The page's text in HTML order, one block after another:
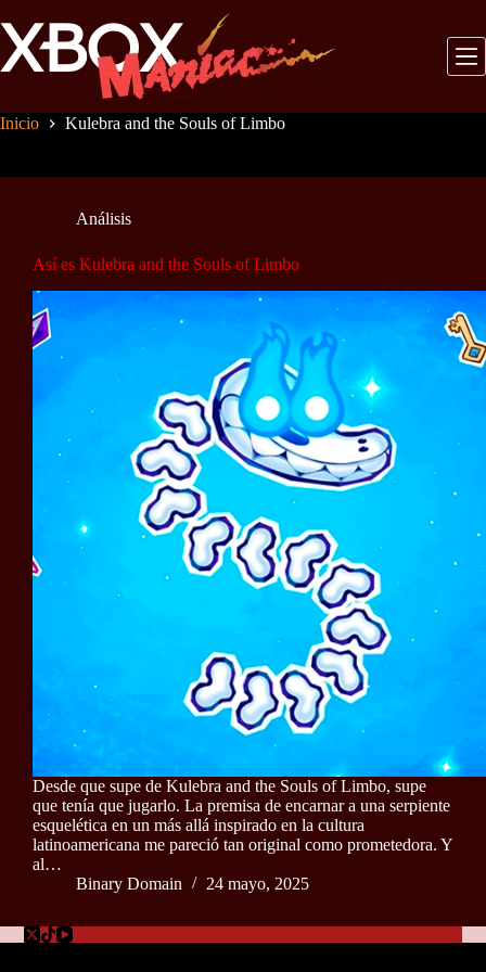
al
contenido
Inicio Kulebra and the Souls of Limbo
Análisis
Así es Kulebra and the Souls of Limbo
Desde que supe de Kulebra and the Souls of Limbo, supe
que tenía que jugarlo. La premisa de encarnar a una serpiente
esquelética en un más allá inspirado en la cultura
latinoamericana me pareció tan original como prometedora. Y
al…
Binary Domain
24 mayo, 2025